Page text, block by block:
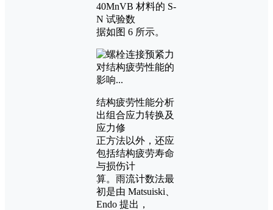
40MnVB 材料的 S-
N 试验数
据如图 6 所示。
结构疲劳性能分析
出组合应力转换及
应力修
正方法以外，还应
包括结构疲劳寿命
与损伤计
算。雨流计数法最
初是由 Matsuiski、
Endo 提出，